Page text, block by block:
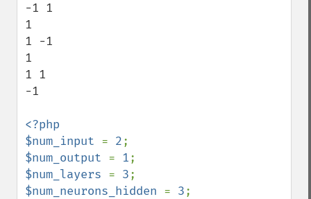
-1 1
1
1 -1
1
1 1
-1
<?php
$num_input = 2
$num_output = 1
$num_layers = 3
$num_neurons_hidden = 3